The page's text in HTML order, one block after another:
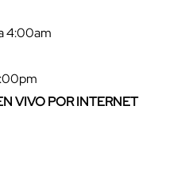
4:00am
VIVO POR INTERNET